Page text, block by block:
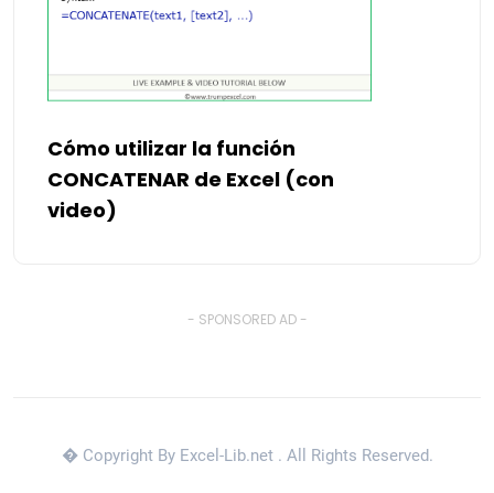
Cómo utilizar la función
CONCATENAR de Excel (con
video)
- SPONSORED AD -
� Copyright By Excel-Lib.net . All Rights Reserved.